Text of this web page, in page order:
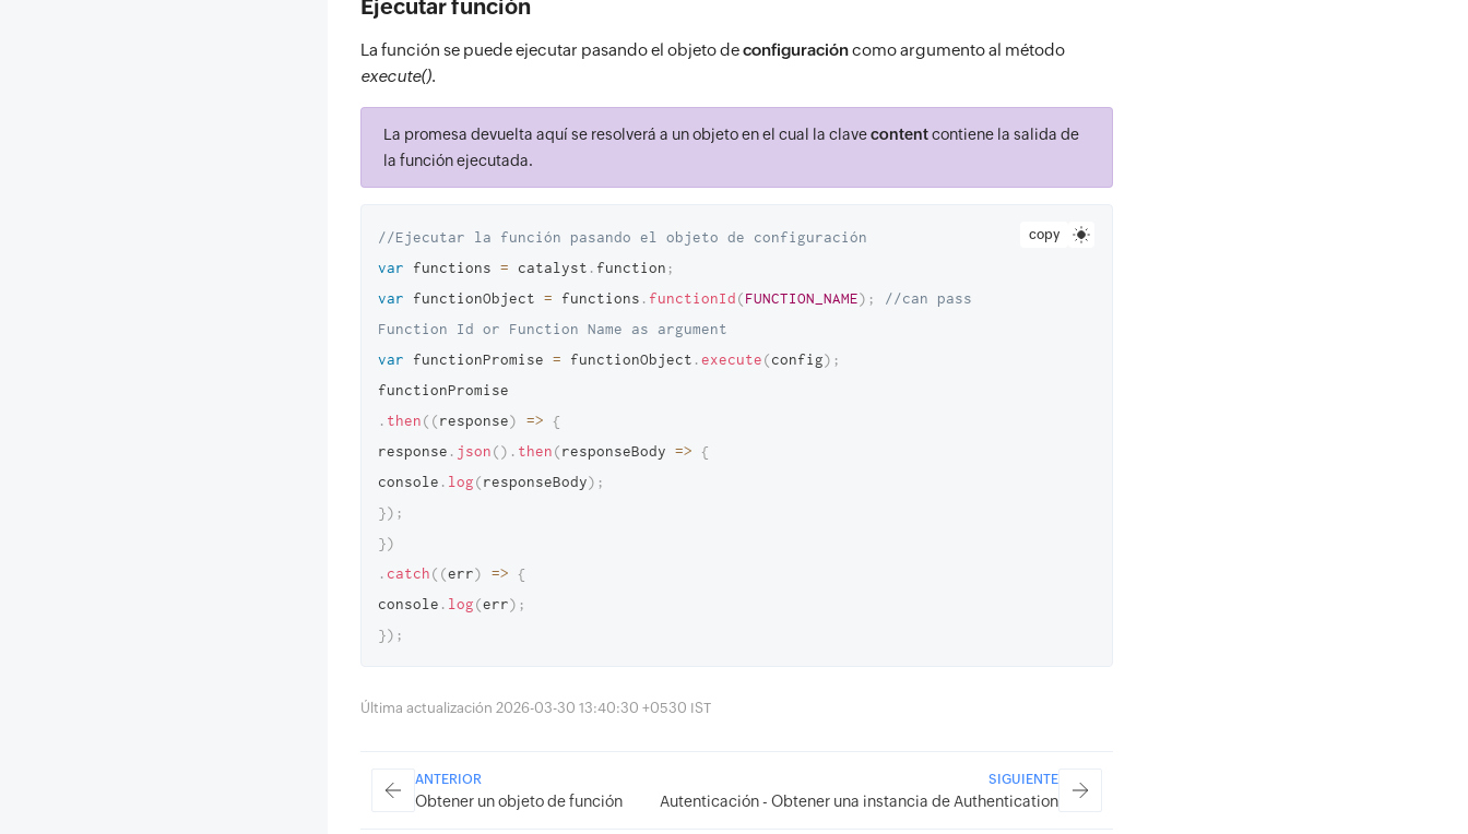
Ejecutar función
La función se puede ejecutar pasando el objeto deconfiguracióncomo argumento al método
execute().
La promesa devuelta aquí se resolverá a un objeto en el cual la clavecontentcontiene la salida de
la función ejecutada.
copy
//Ejecutar la función pasando el objeto de configuración
var functions = catalyst . function ;
var functionObject = functions . functionId(FUNCTION_NAME) ;
//can pass
Function Id or Function Name as argument
var functionPromise = functionObject .execute(config) ;
. then( (response) =>
{
response . json() . then(responseBody =>
{
console . log(responseBody) ;
}) ;
})
. catch( (err) =>
{
console . log(err) ;
}) ;
Última actualización 2026-03-30 13:40:30 +0530 IST
ANTERIOR
Obtener un objeto de función
SIGUIENTE
Autenticación - Obtener una instancia de Authentication